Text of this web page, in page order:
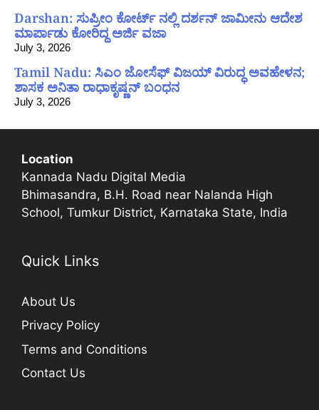
Darshan: ಸುಪ್ರೀಂ ಕೋರ್ಟ್ ನಲ್ಲಿ ದರ್ಶನ್ ಜಾಮೀನು ಆದೇಶ
ಮಾರ್ಪಾಡು ಕೋರಿದ್ದ ಅರ್ಜಿ ವಜಾ
July 3, 2026
Tamil Nadu: ಸಿಎಂ ಜೋಸೆಫ್ ವಿಜಯ್ ವಿರುದ್ಧ ಅವಹೇಳನ;
ಶಾಸಕ ಅನಿತಾ ರಾಧಾಕೃಷ್ಣನ್ ಬಂಧನ
July 3, 2026
Location
Kannada Nadu Digital Media
Bhimasandra, B.H. Road near Nalanda High
School, Tumkur District, Karnataka State, India
Quick Links
About Us
Privacy Policy
Terms and Conditions
Contact Us